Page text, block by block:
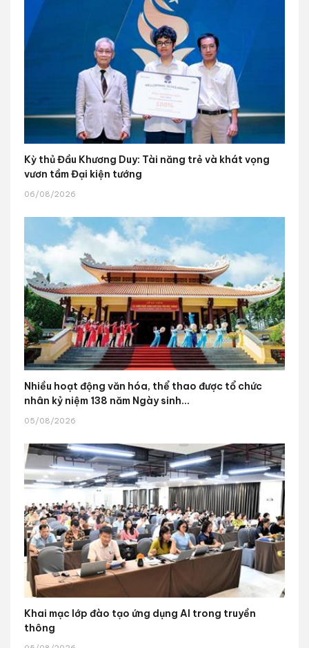
Kỳ thủ Đầu Khương Duy: Tài năng trẻ và khát vọng
vươn tầm Đại kiện tướng
06/08/2026
Nhiều hoạt động văn hóa, thể thao được tổ chức
nhân kỷ niệm 138 năm Ngày sinh...
05/08/2026
Khai mạc lớp đào tạo ứng dụng AI trong truyền
thông